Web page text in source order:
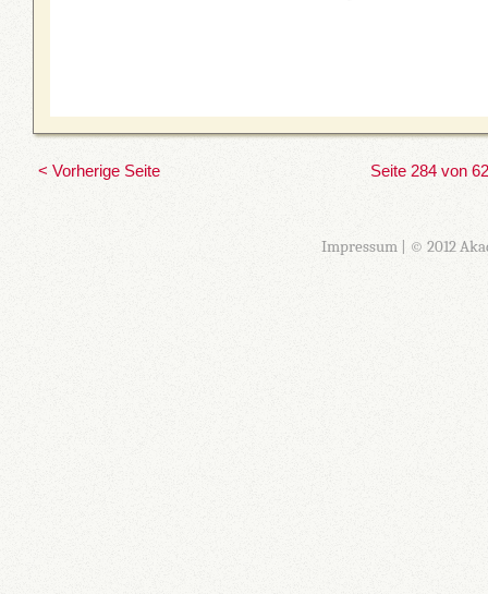
< Vorherige Seite Seite 284 von
Impressum| © 2012